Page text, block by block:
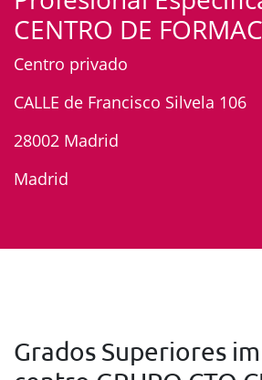
CENTRO DE
Centro privado
CALLE de Francisco Silvela 106
28002 Madrid
Madrid
Grados Superiores